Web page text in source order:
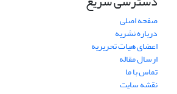
صفحه اصلی
درباره نشریه
اعضای هیات تحریریه
ارسال مقاله
تماس با ما
نقشه سایت